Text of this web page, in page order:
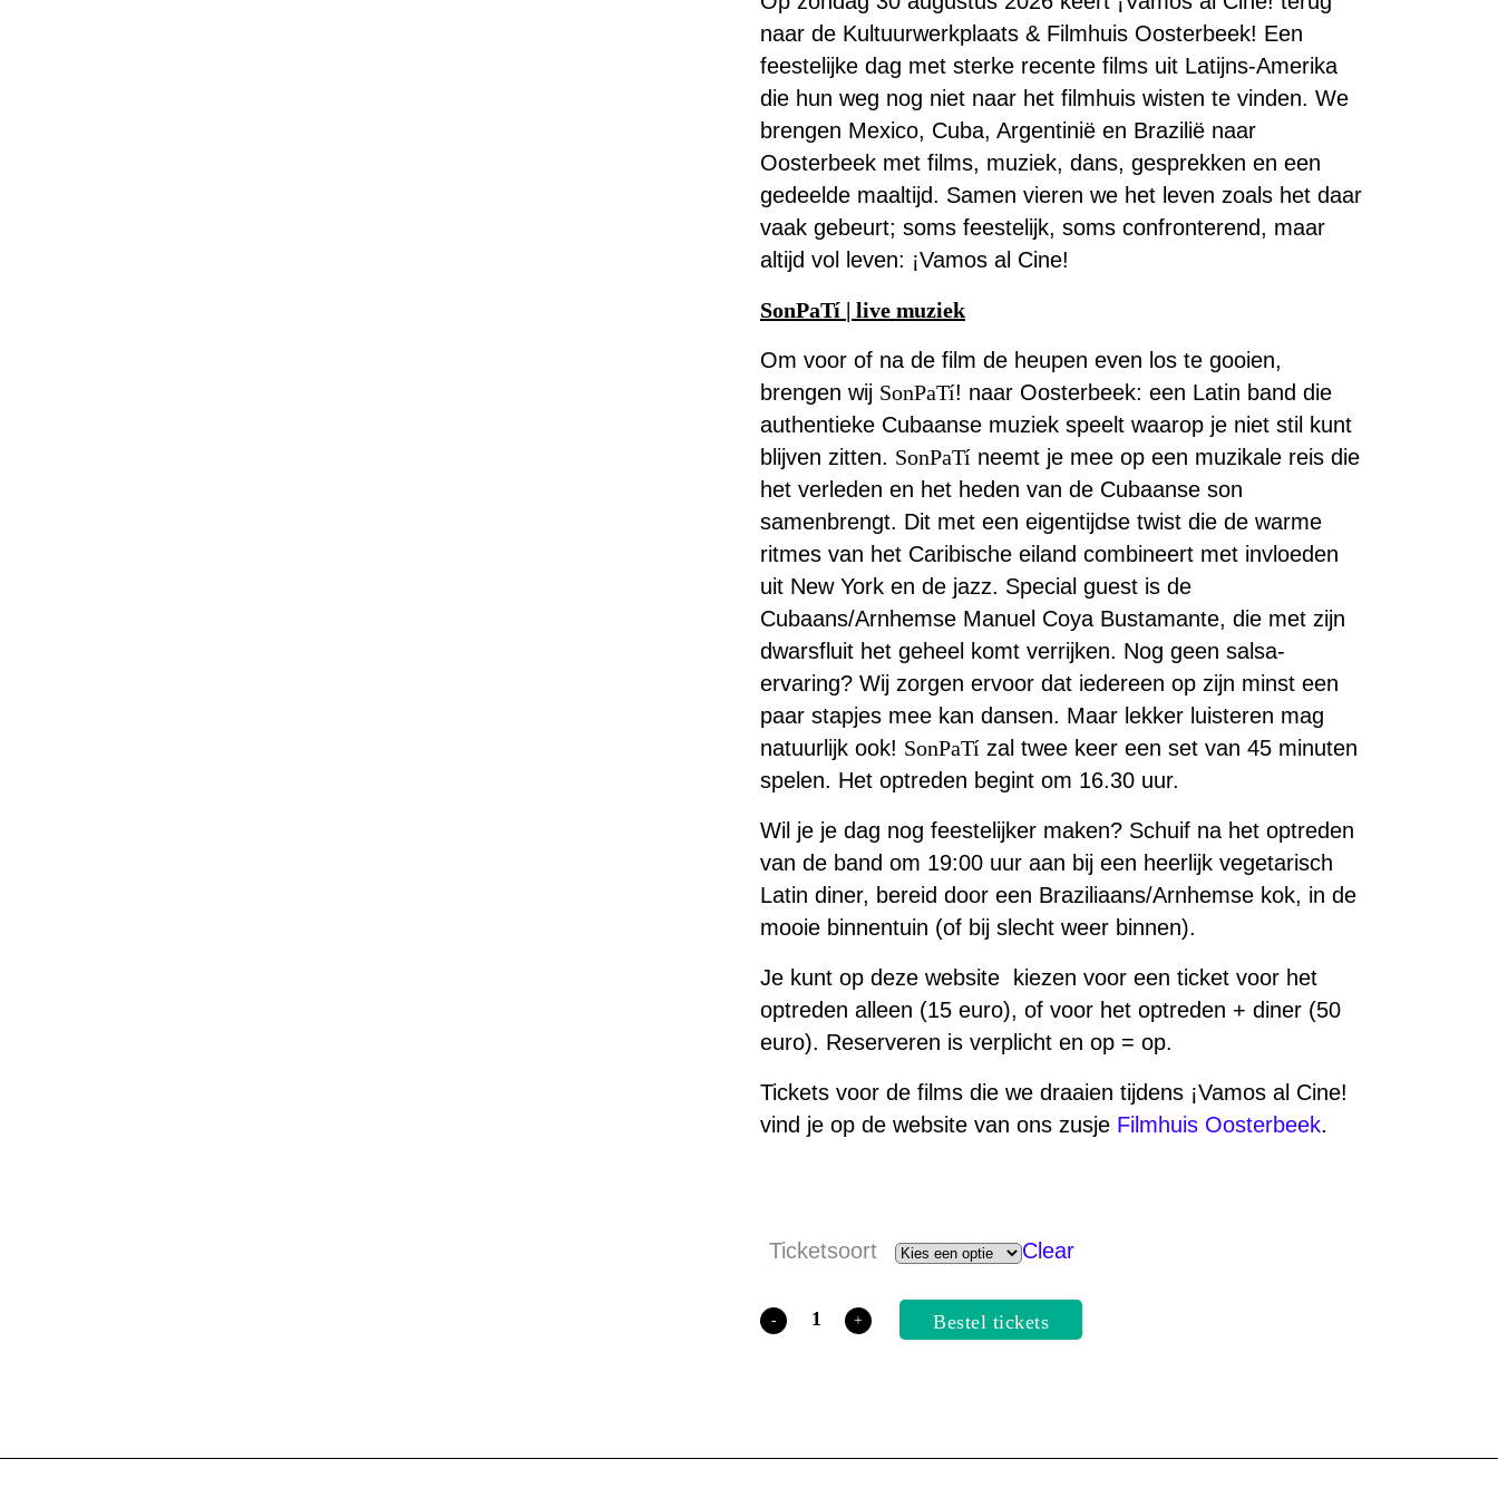
€ 50,00
naar de Kultuurwerkplaats & Filmhuis Oosterbeek! Een
feestelijke dag met sterke recente films uit Latijns-Amerika
die hun weg nog niet naar het filmhuis wisten te vinden. We
brengen Mexico, Cuba, Argentinië en Brazilië naar
Oosterbeek met films, muziek, dans, gesprekken en een
gedeelde maaltijd. Samen vieren we het leven zoals het daar
vaak gebeurt; soms feestelijk, soms confronterend, maar
altijd vol leven: ¡Vamos al Cine!
SonPaTí | live muziek
Om voor of na de film de heupen even los te gooien,
brengen wij SonPaTí! naar Oosterbeek: een Latin band die
authentieke Cubaanse muziek speelt waarop je niet stil kunt
blijven zitten. SonPaTí neemt je mee op een muzikale reis die
het verleden en het heden van de Cubaanse son
samenbrengt. Dit met een eigentijdse twist die de warme
ritmes van het Caribische eiland combineert met invloeden
uit New York en de jazz. Special guest is de
Cubaans/Arnhemse Manuel Coya Bustamante, die met zijn
dwarsfluit het geheel komt verrijken. Nog geen salsa-
ervaring? Wij zorgen ervoor dat iedereen op zijn minst een
paar stapjes mee kan dansen. Maar lekker luisteren mag
natuurlijk ook! SonPaTí zal twee keer een set van 45 minuten
spelen. Het optreden begint om 16.30 uur.
Wil je je dag nog feestelijker maken? Schuif na het optreden
van de band om 19:00 uur aan bij een heerlijk vegetarisch
Latin diner, bereid door een Braziliaans/Arnhemse kok, in de
mooie binnentuin (of bij slecht weer binnen).
Je kunt op deze website kiezen voor een ticket voor het
optreden alleen (15 euro), of voor het optreden + diner (50
euro). Reserveren is verplicht en op = op.
Tickets voor de films die we draaien tijdens ¡Vamos al Cine!
vind je op de website van ons zusje Filmhuis Oosterbeek.
Ticketsoort Clear
Concert
Bestel tickets